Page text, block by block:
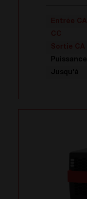
Puissance
Jusqu'à